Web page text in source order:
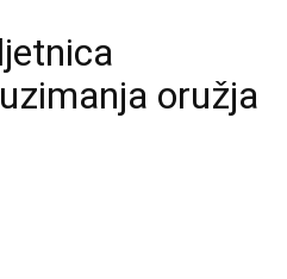
stranice
oružja